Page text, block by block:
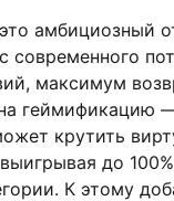
амбициозный
современного
максимум
на геймификацию
крутить
до
К этому